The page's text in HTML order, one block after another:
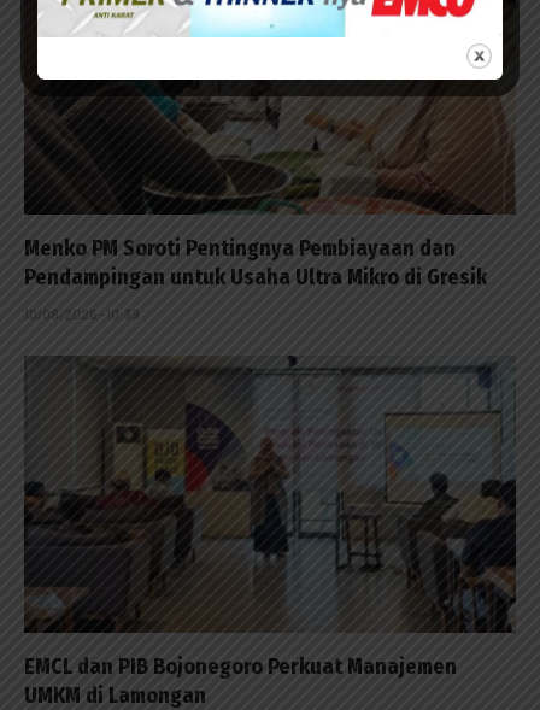
Menko PM Soroti Pentingnya Pembiayaan dan
Pendampingan untuk Usaha Ultra Mikro di Gresik
10/08/2026 - 10:39
EMCL dan PIB Bojonegoro Perkuat Manajemen
UMKM di Lamongan